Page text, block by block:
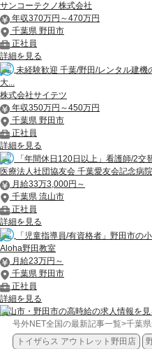
サンコーテクノ株式会社
年収370万円～470万円
千葉県 野田市
正社員
詳細を見る
未経験歓迎 千葉/野田/レンタル建
大...
株式会社サイテツ
年収350万円～450万円
千葉県 野田市
正社員
詳細を見る
「年間休日120日以上」看護師/2
医療法人社団協友会 千葉愛友会記念病院
月給33万3,000円～
千葉県 流山市
正社員
詳細を見る
「児童指導員/有資格者」野田市の
Aloha野田教室
月給23万円～
千葉県 野田市
正社員
詳細を見る
流山市・野田市の高時給の求人情報を見
号外NET全国の最新記事一覧>千葉
トイザらス アウトレット野田店